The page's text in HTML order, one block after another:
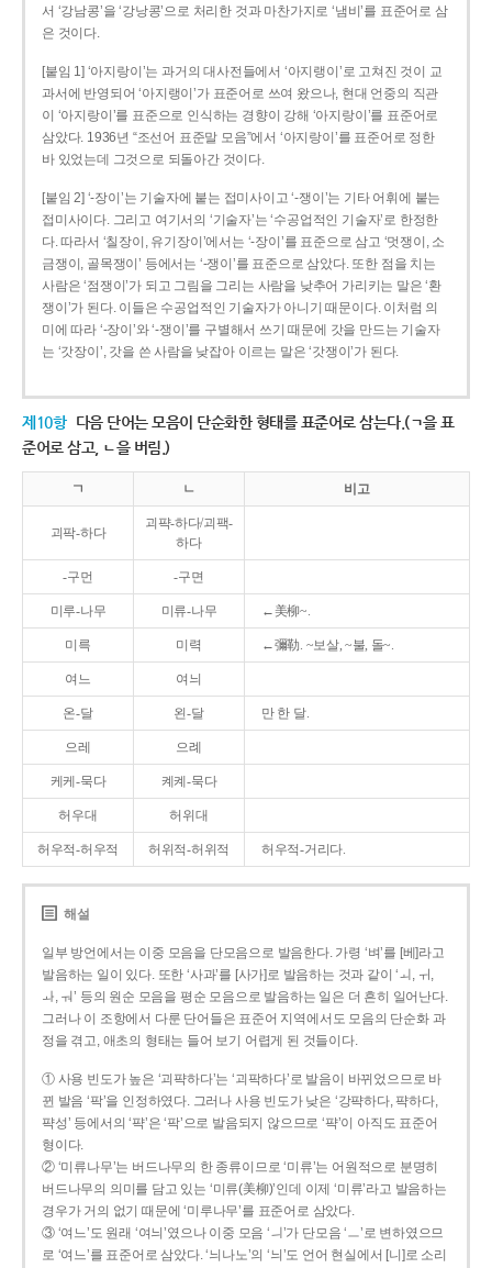
서 ‘강남콩’을 ‘강낭콩’으로 처리한 것과 마찬가지로 ‘냄비’를 표준어로 삼
은 것이다.
[붙임 1] ‘아지랑이’는 과거의 대사전들에서 ‘아지랭이’로 고쳐진 것이 교
과서에 반영되어 ‘아지랭이’가 표준어로 쓰여 왔으나, 현대 언중의 직관
이 ‘아지랑이’를 표준으로 인식하는 경향이 강해 ‘아지랑이’를 표준어로
삼았다. 1936년 “조선어 표준말 모음”에서 ‘아지랑이’를 표준어로 정한
바 있었는데 그것으로 되돌아간 것이다.
[붙임 2] ‘-장이’는 기술자에 붙는 접미사이고 ‘-쟁이’는 기타 어휘에 붙는
접미사이다. 그리고 여기서의 ‘기술자’는 ‘수공업적인 기술자’로 한정한
다. 따라서 ‘칠장이, 유기장이’에서는 ‘-장이’를 표준으로 삼고 ‘멋쟁이, 소
금쟁이, 골목쟁이’ 등에서는 ‘-쟁이’를 표준으로 삼았다. 또한 점을 치는
사람은 ‘점쟁이’가 되고 그림을 그리는 사람을 낮추어 가리키는 말은 ‘환
쟁이’가 된다. 이들은 수공업적인 기술자가 아니기 때문이다. 이처럼 의
미에 따라 ‘-장이’와 ‘-쟁이’를 구별해서 쓰기 때문에 갓을 만드는 기술자
는 ‘갓장이’, 갓을 쓴 사람을 낮잡아 이르는 말은 ‘갓쟁이’가 된다.
제10항 다음 단어는 모음이 단순화한 형태를 표준어로 삼는다.(ㄱ을 표
준어로 삼고, ㄴ을 버림.)
ㄱ ㄴ 비고
괴팍-하다
괴퍅-하다/괴팩-
하다
-구먼 -구면
미루-나무 미류-나무 ←美柳~.
미륵 미력 ←彌勒. ~보살, ~불, 돌~.
여느 여늬
온-달 왼-달 만 한 달.
으레 으례
케케-묵다 켸켸-묵다
허우대 허위대
허우적-허우적 허위적-허위적 허우적-거리다.
해설
일부 방언에서는 이중 모음을 단모음으로 발음한다. 가령 ‘벼’를 [베]라고
발음하는 일이 있다. 또한 ‘사과’를 [사가]로 발음하는 것과 같이 ‘ㅚ, ㅟ,
ㅘ, ㅝ’ 등의 원순 모음을 평순 모음으로 발음하는 일은 더 흔히 일어난다.
그러나 이 조항에서 다룬 단어들은 표준어 지역에서도 모음의 단순화 과
정을 겪고, 애초의 형태는 들어 보기 어렵게 된 것들이다.
① 사용 빈도가 높은 ‘괴퍅하다’는 ‘괴팍하다’로 발음이 바뀌었으므로 바
뀐 발음 ‘팍’을 인정하였다. 그러나 사용 빈도가 낮은 ‘강퍅하다, 퍅하다,
퍅성’ 등에서의 ‘퍅’은 ‘팍’으로 발음되지 않으므로 ‘퍅’이 아직도 표준어
형이다.
② ‘미류나무’는 버드나무의 한 종류이므로 ‘미류’는 어원적으로 분명히
버드나무의 의미를 담고 있는 ‘미류(美柳)’인데 이제 ‘미류’라고 발음하는
경우가 거의 없기 때문에 ‘미루나무’를 표준어로 삼았다.
③ ‘여느’도 원래 ‘여늬’였으나 이중 모음 ‘ㅢ’가 단모음 ‘ㅡ’로 변하였으므
로 ‘여느’를 표준어로 삼았다. ‘늬나노’의 ‘늬’도 언어 현실에서 [니]로 소리